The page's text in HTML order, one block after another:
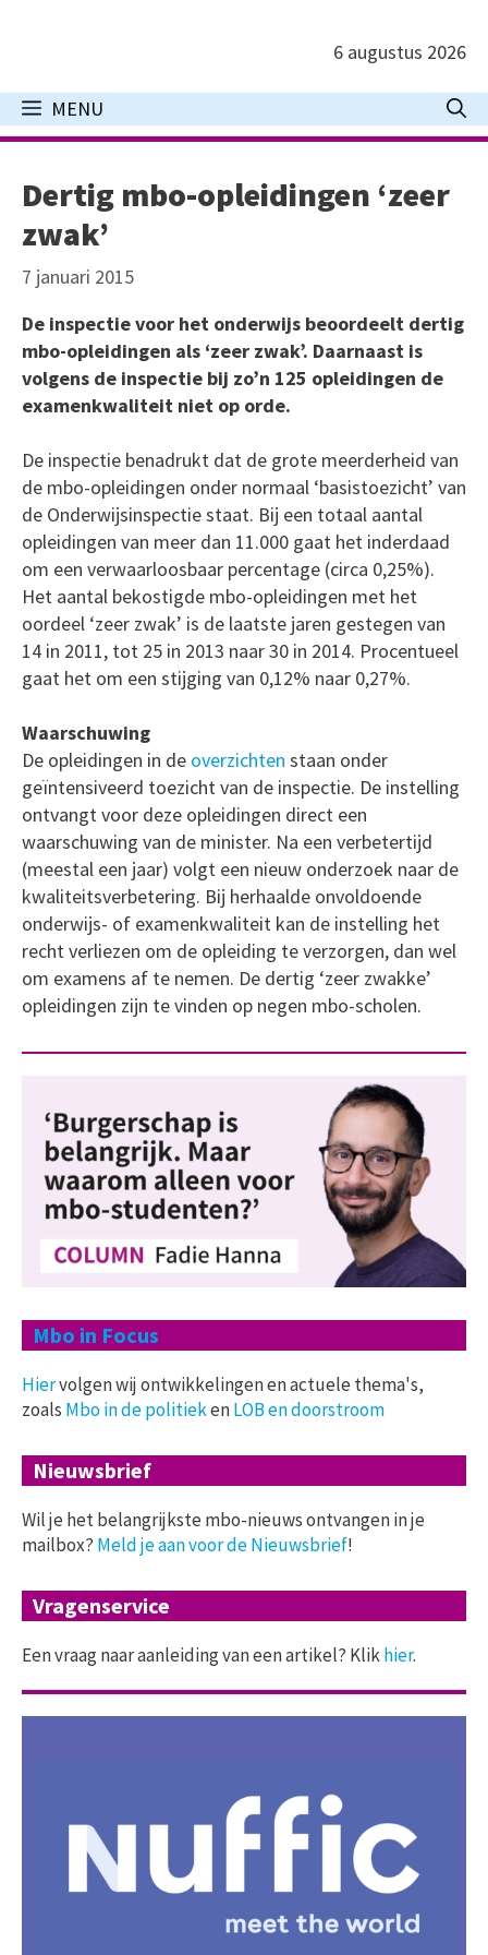
inhoud
6 augustus 2026
MENU
Dertig mbo-opleidingen ‘zeer
zwak’
7 januari 2015
De inspectie voor het onderwijs beoordeelt dertig
mbo-opleidingen als ‘zeer zwak’. Daarnaast is
volgens de inspectie bij zo’n 125 opleidingen de
examenkwaliteit niet op orde.
De inspectie benadrukt dat de grote meerderheid van
de mbo-opleidingen onder normaal ‘basistoezicht’ van
de Onderwijsinspectie staat. Bij een totaal aantal
opleidingen van meer dan 11.000 gaat het inderdaad
om een verwaarloosbaar percentage (circa 0,25%).
Het aantal bekostigde mbo-opleidingen met het
oordeel ‘zeer zwak’ is de laatste jaren gestegen van
14 in 2011, tot 25 in 2013 naar 30 in 2014. Procentueel
gaat het om een stijging van 0,12% naar 0,27%.
Waarschuwing
De opleidingen in de overzichten staan onder
geïntensiveerd toezicht van de inspectie. De instelling
ontvangt voor deze opleidingen direct een
waarschuwing van de minister. Na een verbetertijd
(meestal een jaar) volgt een nieuw onderzoek naar de
kwaliteitsverbetering. Bij herhaalde onvoldoende
onderwijs- of examenkwaliteit kan de instelling het
recht verliezen om de opleiding te verzorgen, dan wel
om examens af te nemen. De dertig ‘zeer zwakke’
opleidingen zijn te vinden op negen mbo-scholen.
Mbo in Focus
Hiervolgen wij ontwikkelingen en actuele thema's,
zoals Mbo in de politiekenLOB en doorstroom
Nieuwsbrief
Wil je het belangrijkste mbo-nieuws ontvangen in je
mailbox? Meld je aan voor de Nieuwsbrief!
Vragenservice
Een vraag naar aanleiding van een artikel? Klikhier.